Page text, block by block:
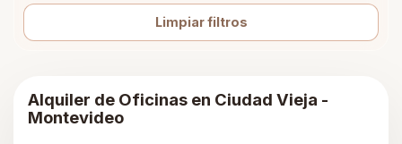
Limpiar filtros
Alquiler de Oficinas en Ciudad Vieja -
Montevideo